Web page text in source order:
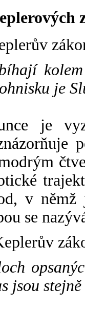
je
je
v němž
se
jsou stejně